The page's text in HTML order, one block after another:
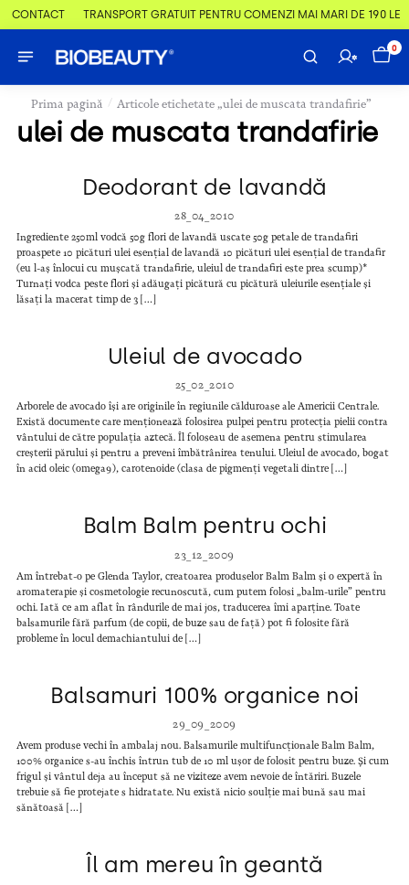
CONTACT TRANSPORT GRATUIT PENTRU COMENZI MAI MARI DE 190 LEI
0
Prima pagină / Articole etichetate „ulei de muscata trandafirie”
ulei de muscata trandafirie
Deodorant de lavandă
28_04_2010
Ingrediente 250ml vodcă 50g flori de lavandă uscate 50g petale de trandafiri
proaspete 10 picături ulei esențial de lavandă 10 picături ulei esențial de trandafir
(eu l-aș înlocui cu mușcată trandafirie, uleiul de trandafiri este prea scump)*
Turnați vodca peste flori și adăugați picătură cu picătură uleiurile esențiale și
lăsați la macerat timp de 3 […]
Uleiul de avocado
25_02_2010
Arborele de avocado își are originile în regiunile călduroase ale Americii Centrale.
Există documente care menționează folosirea pulpei pentru protecția pielii contra
vântului de către populația aztecă. Îl foloseau de asemena pentru stimularea
creșterii părului și pentru a preveni îmbătrânirea tenului. Uleiul de avocado, bogat
în acid oleic (omega9), carotenoide (clasa de pigmenți vegetali dintre […]
Balm Balm pentru ochi
23_12_2009
Am întrebat-o pe Glenda Taylor, creatoarea produselor Balm Balm și o expertă în
aromaterapie și cosmetologie recunoscută, cum putem folosi „balm-urile” pentru
ochi. Iată ce am aflat în rândurile de mai jos, traducerea îmi aparține. Toate
balsamurile fără parfum (de copii, de buze sau de față) pot fi folosite fără
probleme în locul demachiantului de […]
Balsamuri 100% organice noi
29_09_2009
Avem produse vechi în ambalaj nou. Balsamurile multifuncționale Balm Balm,
100% organice s-au închis întrun tub de 10 ml ușor de folosit pentru buze. Și cum
frigul și vântul deja au început să ne viziteze avem nevoie de întăriri. Buzele
trebuie să fie protejate s hidratate. Nu există nicio soulție mai bună sau mai
sănătoasă […]
Îl am mereu în geantă